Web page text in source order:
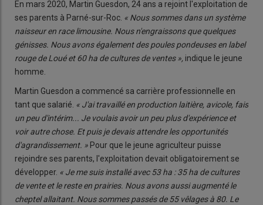
En mars 2020, Martin Guesdon, 24 ans a rejoint l'exploitation de
ses parents à Parné-sur-Roc. « Nous sommes dans un système
naisseur en race limousine. Nous n'engraissons que quelques
génisses. Nous avons également des poules pondeuses en label
rouge de Loué et 60 ha de cultures de ventes », indique le jeune
homme.
Martin Guesdon a commencé sa carrière professionnelle en
tant que salarié. « J'ai travaillé en production laitière, avicole, fais
un peu d'intérim... Je voulais avoir un peu plus d'expérience et
voir autre chose. Et puis je devais attendre les opportunités
d'agrandissement. » Pour que le jeune agriculteur puisse
rejoindre ses parents, l'exploitation devait obligatoirement se
développer. « Je me suis installé avec 53 ha : 35 ha de cultures
de vente et le reste en prairies. Nous avons aussi augmenté le
cheptel allaitant. Nous sommes passés de 55 vêlages à 80. Le